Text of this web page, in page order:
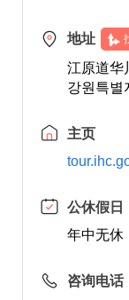
地址
江原道华
강원특별
主页
公休假日
年中无休
咨询电话